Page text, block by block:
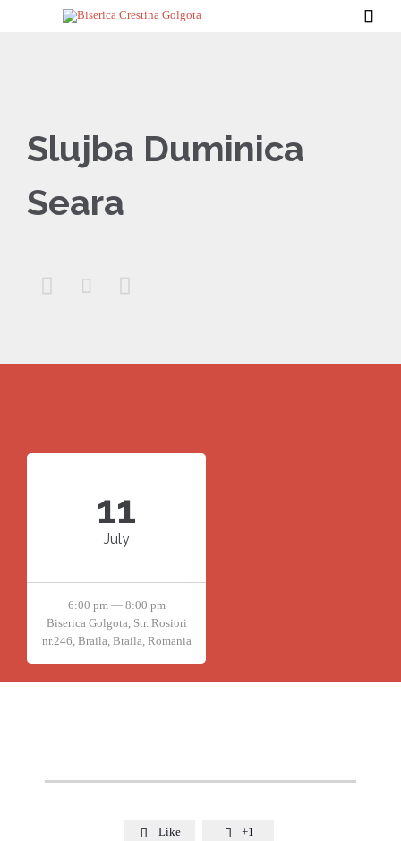

Slujba Duminica
Seara
  
11
July
6:00 pm — 8:00 pm
Biserica Golgota, Str. Rosiori
nr.246, Braila, Braila, Romania
 Like  +1